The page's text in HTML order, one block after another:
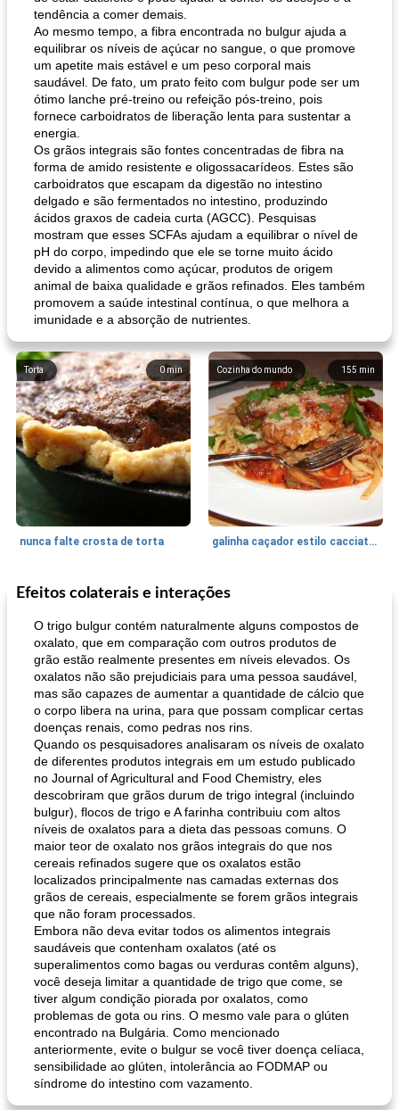
tendência a comer demais.
Ao mesmo tempo, a fibra encontrada no bulgur ajuda a
equilibrar os níveis de açúcar no sangue, o que promove
um apetite mais estável e um peso corporal mais
saudável. De fato, um prato feito com bulgur pode ser um
ótimo lanche pré-treino ou refeição pós-treino, pois
fornece carboidratos de liberação lenta para sustentar a
energia.
Os grãos integrais são fontes concentradas de fibra na
forma de amido resistente e oligossacarídeos. Estes são
carboidratos que escapam da digestão no intestino
delgado e são fermentados no intestino, produzindo
ácidos graxos de cadeia curta (AGCC). Pesquisas
mostram que esses SCFAs ajudam a equilibrar o nível de
pH do corpo, impedindo que ele se torne muito ácido
devido a alimentos como açúcar, produtos de origem
animal de baixa qualidade e grãos refinados. Eles também
promovem a saúde intestinal contínua, o que melhora a
imunidade e a absorção de nutrientes.
0min
Torta
nunca falte crosta de torta
155 min
Cozinha do mundo
galinha caçador estilo cacciatore
1470min
Feriados e Eventos
queijo festivo mergulho 'slaw'
Punch Beverage
perfurador de romã temperada
Efeitos colaterais e interações
O trigo bulgur contém naturalmente alguns compostos de
oxalato, que em comparação com outros produtos de
grão estão realmente presentes em níveis elevados. Os
oxalatos não são prejudiciais para uma pessoa saudável,
mas são capazes de aumentar a quantidade de cálcio que
o corpo libera na urina, para que possam complicar certas
doenças renais, como pedras nos rins.
Quando os pesquisadores analisaram os níveis de oxalato
de diferentes produtos integrais em um estudo publicado
no Journal of Agricultural and Food Chemistry, eles
descobriram que grãos durum de trigo integral (incluindo
bulgur), flocos de trigo e A farinha contribuiu com altos
níveis de oxalatos para a dieta das pessoas comuns. O
maior teor de oxalato nos grãos integrais do que nos
cereais refinados sugere que os oxalatos estão
localizados principalmente nas camadas externas dos
grãos de cereais, especialmente se forem grãos integrais
que não foram processados.
Embora não deva evitar todos os alimentos integrais
saudáveis ​​que contenham oxalatos (até os
superalimentos como bagas ou verduras contêm alguns),
você deseja limitar a quantidade de trigo que come, se
tiver algum condição piorada por oxalatos, como
problemas de gota ou rins. O mesmo vale para o glúten
encontrado na Bulgária. Como mencionado
anteriormente, evite o bulgur se você tiver doença celíaca,
sensibilidade ao glúten, intolerância ao FODMAP ou
síndrome do intestino com vazamento.